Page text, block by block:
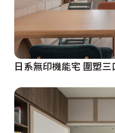
日系無印機能宅 圍塑